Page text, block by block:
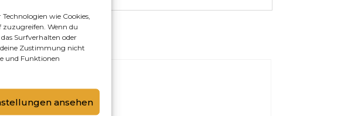
wie Cookies,
Wenn du
Surfverhalten oder
deine Zustimmung nicht
und Funktionen
ansehen